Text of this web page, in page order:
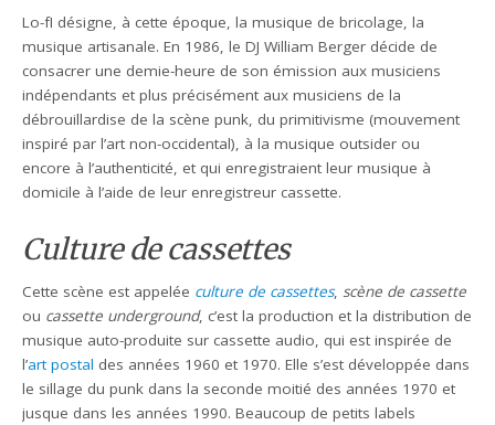
Lo-fI désigne, à cette époque, la musique de bricolage, la
musique artisanale. En 1986, le DJ William Berger décide de
consacrer une demie-heure de son émission aux musiciens
indépendants et plus précisément aux musiciens de la
débrouillardise de la scène punk, du primitivisme (mouvement
inspiré par l’art non-occidental), à la musique outsider ou
encore à l’authenticité, et qui enregistraient leur musique à
domicile à l’aide de leur enregistreur cassette.
Culture de cassettes
Cette scène est appelée culture de cassettes, scène de cassette
ou cassette underground, c’est la production et la distribution de
musique auto-produite sur cassette audio, qui est inspirée de
l’art postal des années 1960 et 1970. Elle s’est développée dans
le sillage du punk dans la seconde moitié des années 1970 et
jusque dans les années 1990. Beaucoup de petits labels